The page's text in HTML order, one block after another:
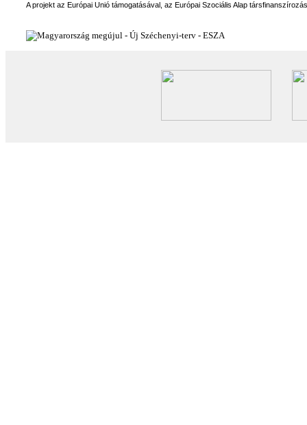
A projekt az Európai Unió támogatásával, az Európai Szociális Alap